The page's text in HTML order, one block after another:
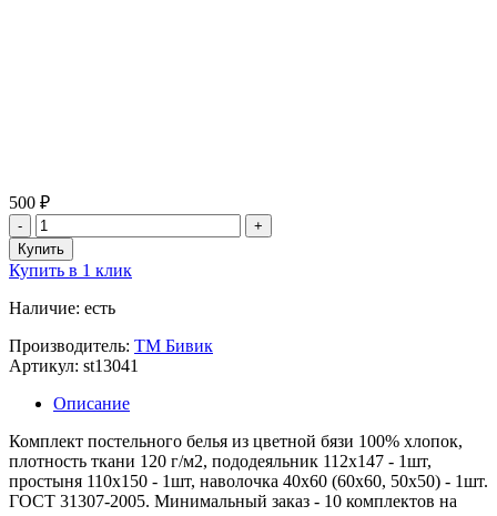
500 ₽
Купить в 1 клик
Наличие: есть
Производитель: ТМ Бивик
Артикул: st13041
Описание
Комплект постельного белья из цветной бязи 100% хлопок,
плотность ткани 120 г/м2, пододеяльник 112х147 - 1шт,
простыня 110х150 - 1шт, наволочка 40х60 (60х60, 50х50) - 1шт.
ГОСТ 31307-2005. Минимальный заказ - 10 комплектов на